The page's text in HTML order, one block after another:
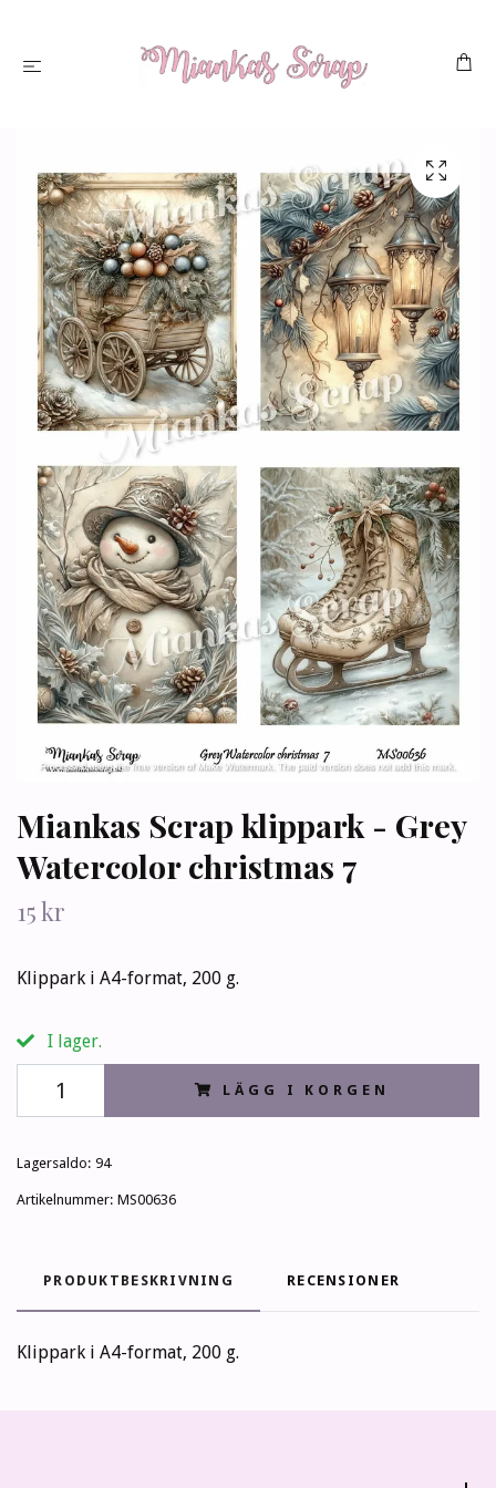
Miankas Scrap klippark - Grey
Watercolor christmas 7
15 kr
Klippark i A4-format, 200 g.
I lager.
LÄGG I KORGEN
Lagersaldo: 94
Artikelnummer: MS00636
PRODUKTBESKRIVNING RECENSIONER
Klippark i A4-format, 200 g.